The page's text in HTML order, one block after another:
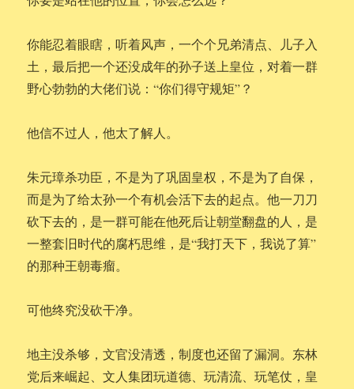
你能忍着眼瞎，听着风声，一个个兄弟清点、儿子入
土，最后把一个还没成年的孙子送上皇位，对着一群
野心勃勃的大佬们说：“你们得守规矩”？
他信不过人，他太了解人。
朱元璋杀功臣，不是为了巩固皇权，不是为了自保，
而是为了给太孙一个有机会活下去的起点。他一刀刀
砍下去的，是一群可能在他死后让朝堂翻盘的人，是
一整套旧时代的腐朽思维，是“我打天下，我说了算”
的那种王朝毒瘤。
可他终究没砍干净。
地主没杀够，文官没清透，制度也还留了漏洞。东林
党后来崛起、文人集团玩道德、玩清流、玩笔仗，皇